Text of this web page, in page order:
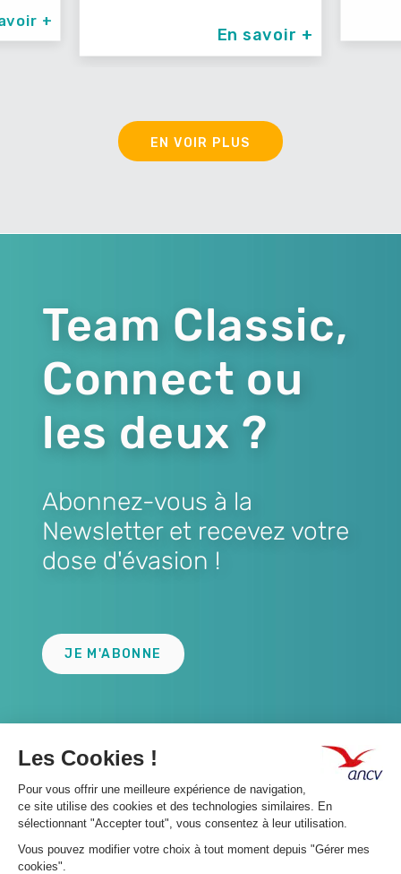
+
En savoir +
EN VOIR PLUS
Team Classic,
Connect ou
les deux ?
Abonnez-vous à la
Newsletter et recevez votre
dose d'évasion !
JE M'ABONNE